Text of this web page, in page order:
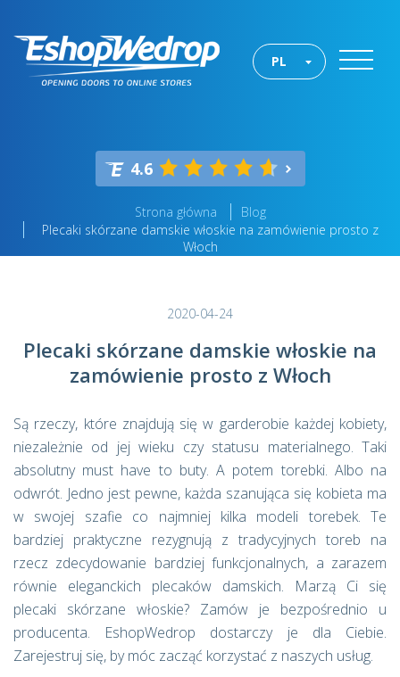
PL
4.6
Strona główna
Blog
Plecaki skórzane damskie włoskie na zamówienie prosto z
Włoch
2020-04-24
Plecaki skórzane damskie włoskie na
zamówienie prosto z Włoch
Są rzeczy, które znajdują się w garderobie każdej kobiety,
niezależnie od jej wieku czy statusu materialnego. Taki
absolutny must have to buty. A potem torebki. Albo na
odwrót. Jedno jest pewne, każda szanująca się kobieta ma
w swojej szafie co najmniej kilka modeli torebek. Te
bardziej praktyczne rezygnują z tradycyjnych toreb na
rzecz zdecydowanie bardziej funkcjonalnych, a zarazem
równie eleganckich plecaków damskich. Marzą Ci się
plecaki skórzane włoskie? Zamów je bezpośrednio u
producenta. EshopWedrop dostarczy je dla Ciebie.
Zarejestruj się, by móc zacząć korzystać z naszych usług.